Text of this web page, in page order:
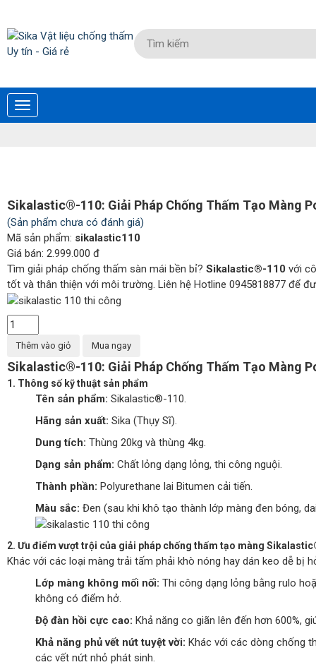
Sikalastic®-110: Giải Pháp Chống Thấm Tạo Màng
(Sản phẩm chưa có đánh giá)
Mã sản phẩm: sikalastic110
Giá bán: 2.999.000 đ
Tìm giải pháp chống thấm sàn mái bền bỉ? Sikalastic®-110 với
tốt và thân thiện với môi trường. Liên hệ Hotline 0945818877 để
Thêm vào giỏ Mua ngay
Sikalastic®-110: Giải Pháp Chống Thấm Tạo Màng
1. Thông số kỹ thuật sản phẩm
Tên sản phẩm: Sikalastic®-110.
Hãng sản xuất: Sika (Thụy Sĩ).
Dung tích: Thùng 20kg và thùng 4kg.
Dạng sản phẩm: Chất lỏng dạng lỏng, thi công nguội.
Thành phần: Polyurethane lai Bitumen cải tiến.
Màu sắc: Đen (sau khi khô tạo thành lớp màng đen bóng,
2. Ưu điểm vượt trội của giải pháp chống thấm tạo màng
Khác với các loại màng trải tấm phải khò nóng hay dán keo dễ bị
Lớp màng không mối nối: Thi công dạng lỏng bằng rulo
không có điểm hở.
Độ đàn hồi cực cao: Khả năng co giãn lên đến hơn 600%,
Khả năng phủ vết nứt tuyệt vời: Khác với các dòng chống
các vết nứt nhỏ phát sinh.